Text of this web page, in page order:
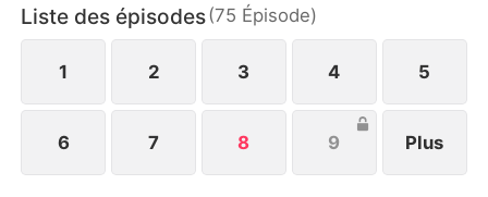
blessé Claire, sans savoir qu'elle était sa fille.
Quand il a compris la vérité, il était trop tard,
condamné au regret.
Liste des épisodes(75 Épisode)
1 2 3 4 5
6 7 8 9 Plus